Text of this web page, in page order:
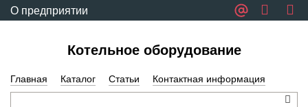
О предприятии
Котельное оборудование
Главная Каталог Статьи Контактная информация